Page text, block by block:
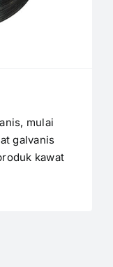
mulai
galvanis
kawat